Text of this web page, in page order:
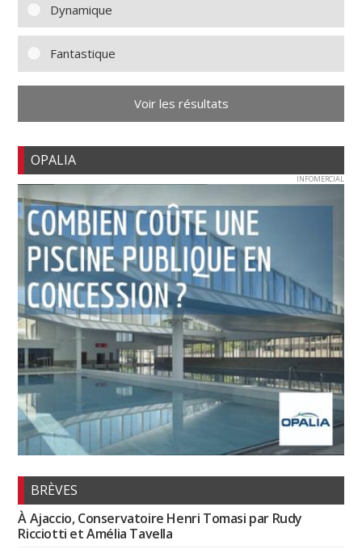
Dynamique
Fantastique
Voir les résultats
OPALIA
INFOMERCIAL
BRÈVES
À Ajaccio, Conservatoire Henri Tomasi par Rudy
Ricciotti et Amélia Tavella